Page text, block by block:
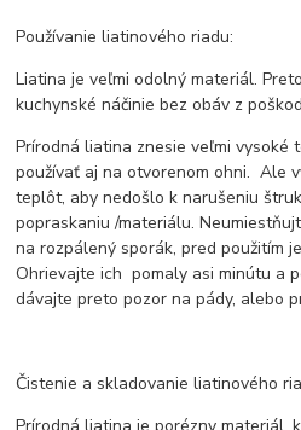
Používanie liatinového riadu:
Liatina je veľmi odolný materiál.
kuchynské náčinie bez obáv z
Prírodná liatina znesie veľmi vysoké
používať aj na otvorenom ohni. Ale
teplôt, aby nedošlo k narušeniu
popraskaniu /materiálu.
na rozpálený sporák, pred použitím
Ohrievajte ich pomaly asi minútu a
dávajte preto pozor na pády, alebo
Čistenie a skladovanie liatinového